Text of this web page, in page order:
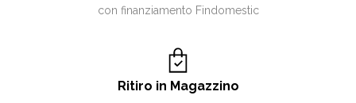
con finanziamento Findomestic
Ritiro in Magazzino